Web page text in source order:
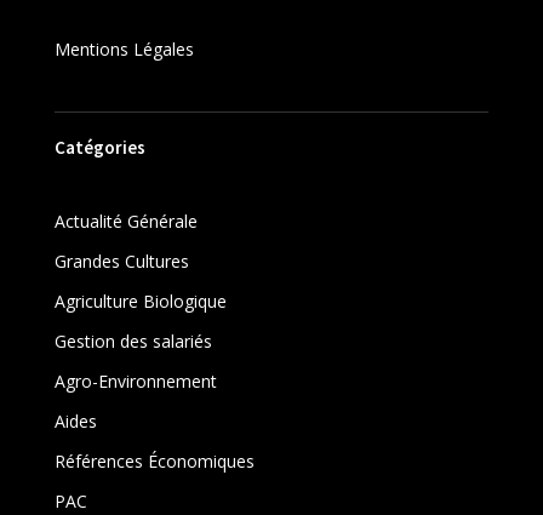
Mentions Légales
Catégories
Actualité Générale
Grandes Cultures
Agriculture Biologique
Gestion des salariés
Agro-Environnement
Aides
Références Économiques
PAC